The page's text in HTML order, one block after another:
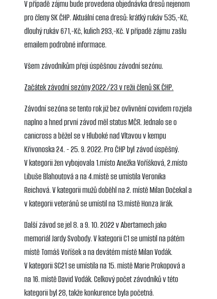
V případě zájmu bude provedena objednávka dresů nejenom
pro členy SK ČHP. Aktuální cena dresů: krátký rukáv 535,-Kč,
dlouhý rukáv 671,-Kč, kulich 293,-Kč. V případě zájmu zašlu
emailem podrobné informace.
Všem závodníkům přeji úspěšnou závodní sezónu.
Začátek závodní sezóny 2022/23 v režii členů SK ČHP.
Závodní sezóna se tento rok již bez ovlivnění covidem rozjela
naplno a hned první závod měl status MČR. Jednalo se o
canicross a běžel se v Hluboké nad Vltavou v kempu
Křivonoska 24. - 25. 9. 2022. Pro ČHP byl závod úspěšný.
V kategorii žen vybojovala 1.místo Anežka Voříšková, 2.místo
Libuše Blahoutová a na 4.místě se umístila Veronika
Reichová. V kategorii mužů doběhl na 2. místě Milan Dočekal a
v kategorii veteránů se umístil na 13.místě Honza Jirák.
Další závod se jel 8. a 9. 10. 2022 v Abertamech jako
memoriál Jardy Svobody. V kategorii C1 se umístil na pátém
místě Tomáš Voříšek a na devátém místě Milan Vodák.
V kategorii SC21 se umístila na 15. místě Marie Prokopová a
na 16. místě David Vodák. Celkový počet závodníků v této
kategorii byl 28, takže konkurence byla početná.